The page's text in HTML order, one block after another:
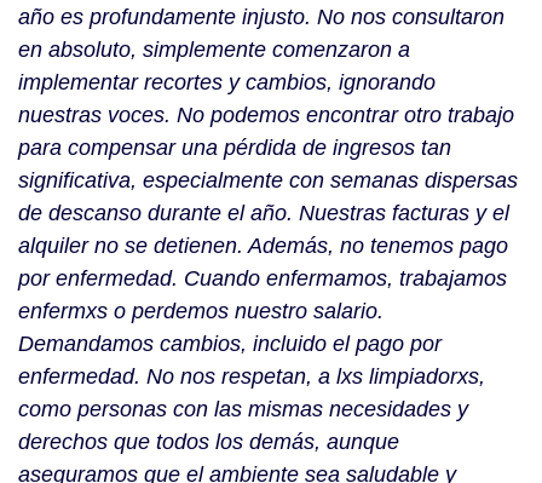
año es profundamente injusto. No nos consultaron
en absoluto, simplemente comenzaron a
implementar recortes y cambios, ignorando
nuestras voces. No podemos encontrar otro trabajo
para compensar una pérdida de ingresos tan
significativa, especialmente con semanas dispersas
de descanso durante el año. Nuestras facturas y el
alquiler no se detienen. Además, no tenemos pago
por enfermedad. Cuando enfermamos, trabajamos
enfermxs o perdemos nuestro salario.
Demandamos cambios, incluido el pago por
enfermedad. No nos respetan, a lxs limpiadorxs,
como personas con las mismas necesidades y
derechos que todos los demás, aunque
aseguramos que el ambiente sea saludable y